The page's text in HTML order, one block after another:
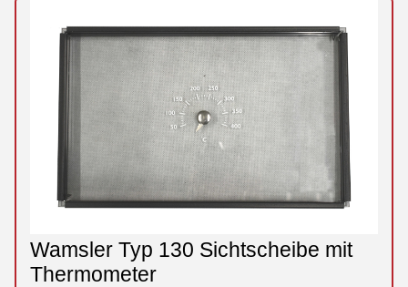
Wamsler Typ 130 Sichtscheibe mit
Thermometer